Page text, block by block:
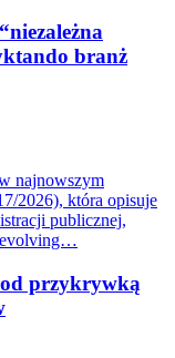
branż
najnowszym
2026), która opisuje
publicznej,
przykrywką